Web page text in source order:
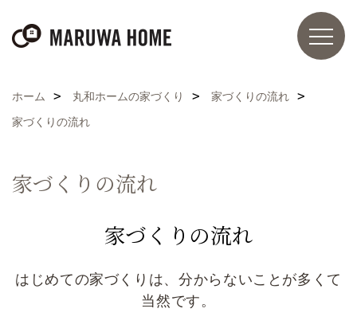
ホーム 丸和ホームの家づくり
家づくりの流れ
家づくりの流れ
家づくりの流れ
家づくりの流れ
はじめての家づくりは、分からないことが多くて
当然です。